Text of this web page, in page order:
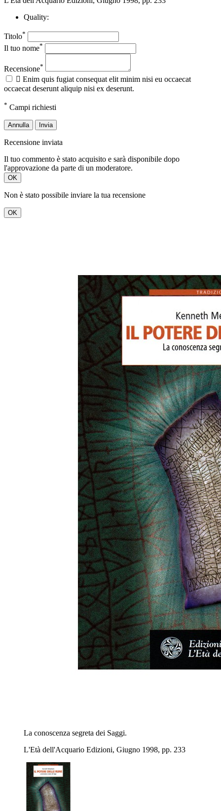
Quality:
Titolo*
Il tuo nome*
Recensione*
 Enim quis fugiat consequat elit minim nisi eu occaecat
occaecat deserunt aliquip nisi ex deserunt.
* Campi richiesti
Annulla Invia
Recensione inviata
Il tuo commento è stato acquisito e sarà disponibile dopo
l'approvazione da parte di un moderatore.
OK
Non è stato possibile inviare la tua recensione
OK
La conoscenza segreta dei Saggi.
L'Età dell'Acquario Edizioni, Giugno 1998, pp. 233